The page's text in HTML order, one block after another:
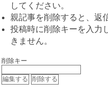
してください。
親記事を削除すると、返
投稿時に削除キーを入力
きません。
削除キー